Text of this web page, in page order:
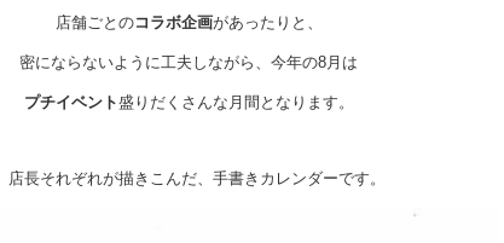
店舗ごとのコラボ企画があったりと、
密にならないように工夫しながら、今年の8月は
プチイベント盛りだくさんな月間となります。
店長それぞれが描きこんだ、手書きカレンダーです。